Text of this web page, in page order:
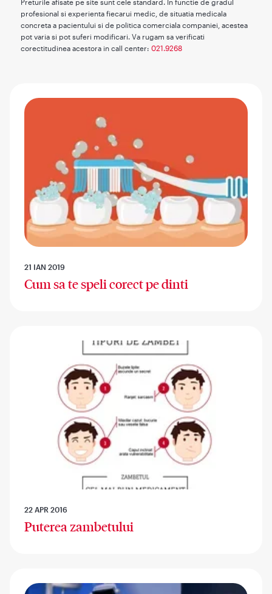
Preturile afisate pe site sunt cele standard. In functie de gradul
profesional si experienta fiecarui medic, de situatia medicala
concreta a pacientului si de politica comerciala companiei, acestea
pot varia si pot suferi modificari. Va rugam sa verificati
corectitudinea acestora in call center: 021.9268
21 IAN 2019
Cum sa te speli corect pe dinti
22 APR 2016
Puterea zambetului